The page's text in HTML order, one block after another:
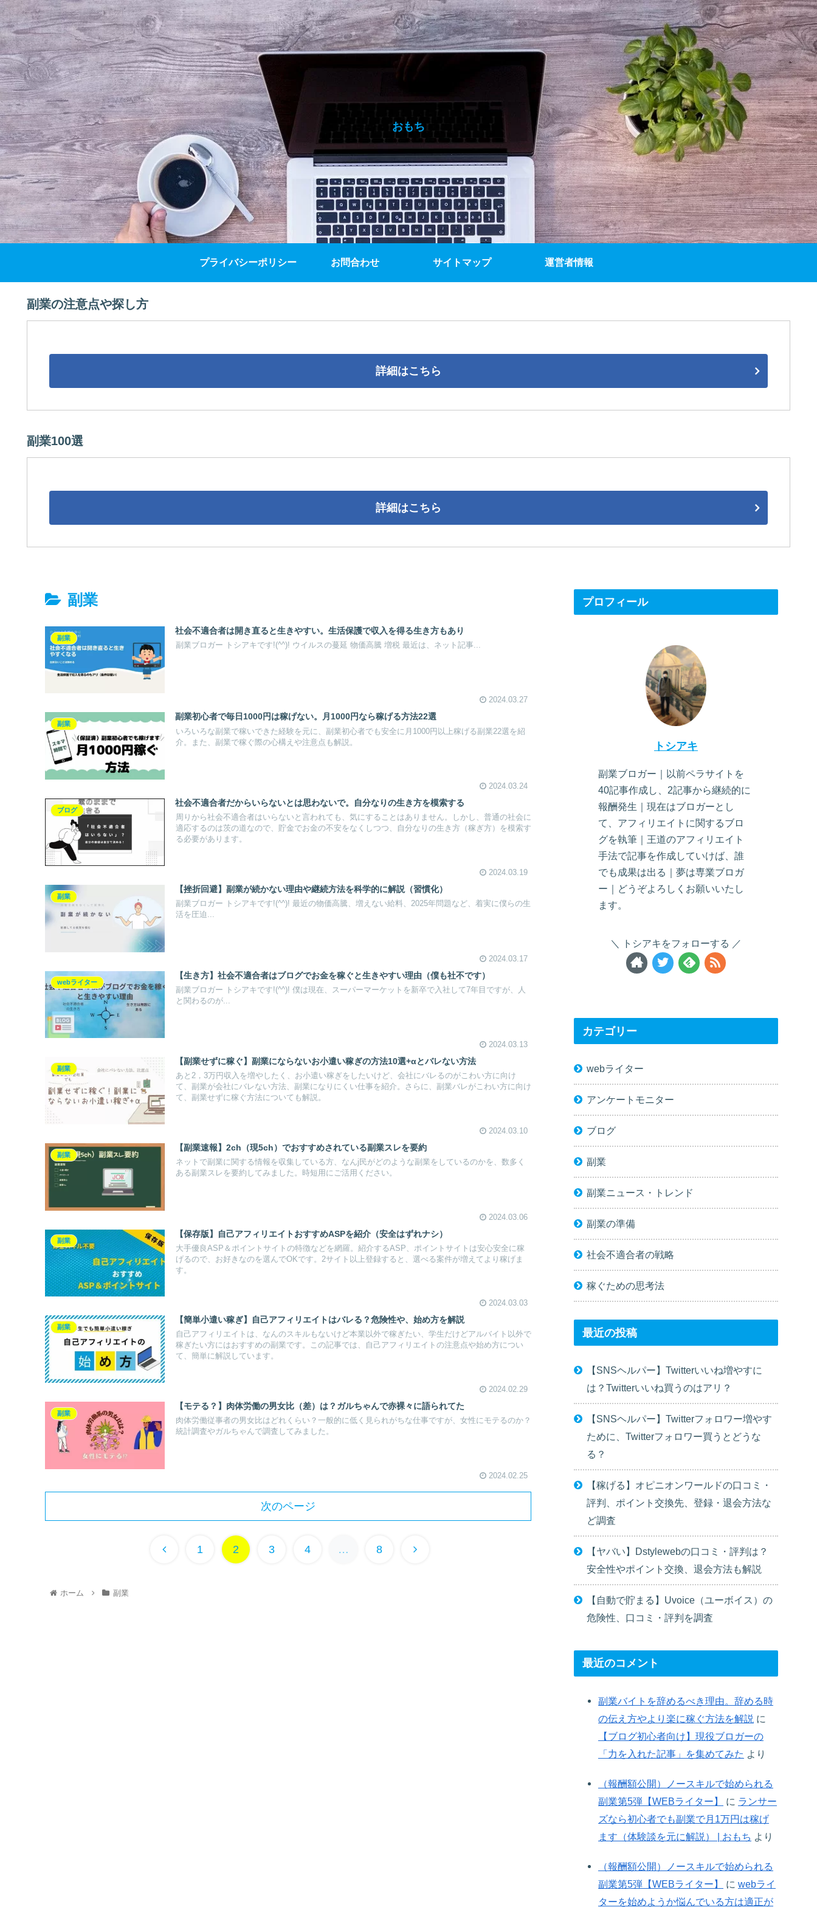
おもち
プライバシーポリシー お問合わせ サイトマップ 運営者情報
副業の注意点や探し方
詳細はこちら
副業100選
詳細はこちら
副業
副業
社会不適合者は開き直ると生きやすい。生活保護で収入を得る生き方もあり
副業ブロガー トシアキです!(^^)! ウイルスの蔓延 物価高騰 増税 最近は、ネット記事...
2024.03.27
副業
副業初心者で毎日1000円は稼げない。月1000円なら稼げる方法22選
いろいろな副業で稼いできた経験を元に、副業初心者でも安全に月1000円以上稼げる副業22選を紹
介。また、副業で稼ぐ際の心構えや注意点も解説。
2024.03.24
ブログ
社会不適合者だからいらないとは思わないで。自分なりの生き方を模索する
周りから社会不適合者はいらないと言われても、気にすることはありません。しかし、普通の社会に
適応するのは茨の道なので、貯金でお金の不安をなくしつつ、自分なりの生き方（稼ぎ方）を模索す
る必要があります。
2024.03.19
副業
【挫折回避】副業が続かない理由や継続方法を科学的に解説（習慣化）
副業ブロガー トシアキです!(^^)! 最近の物価高騰、増えない給料、2025年問題など、着実に僕らの生
活を圧迫...
2024.03.17
webライター
【生き方】社会不適合者はブログでお金を稼ぐと生きやすい理由（僕も社不です）
副業ブロガー トシアキです!(^^)! 僕は現在、スーパーマーケットを新卒で入社して7年目ですが、人
と関わるのが...
2024.03.13
副業
【副業せずに稼ぐ】副業にならないお小遣い稼ぎの方法10選+αとバレない方法
あと2，3万円収入を増やしたく、お小遣い稼ぎをしたいけど、会社にバレるのがこわい方に向け
て、副業が会社にバレない方法、副業になりにくい仕事を紹介。さらに、副業バレがこわい方に向け
て、副業せずに稼ぐ方法についても解説。
2024.03.10
副業
【副業速報】2ch（現5ch）でおすすめされている副業スレを要約
ネットで副業に関する情報を収集している方、なんj民がどのような副業をしているのかを、数多く
ある副業スレを要約してみました。時短用にご活用ください。
2024.03.06
副業
【保存版】自己アフィリエイトおすすめASPを紹介（安全はずれナシ）
大手優良ASP＆ポイントサイトの特徴などを網羅。紹介するASP、ポイントサイトは安心安全に稼
げるので、お好きなのを選んでOKです。2サイト以上登録すると、選べる案件が増えてより稼げま
す。
2024.03.03
副業
【簡単小遣い稼ぎ】自己アフィリエイトはバレる？危険性や、始め方を解説
自己アフィリエイトは、なんのスキルもないけど本業以外で稼ぎたい、学生だけどアルバイト以外で
稼ぎたい方にはおすすめの副業です。この記事では、自己アフィリエイトの注意点や始め方につい
て、簡単に解説しています。
2024.02.29
副業
【モテる？】肉体労働の男女比（差）は？ガルちゃんで赤裸々に語られてた
肉体労働従事者の男女比はどれくらい？一般的に低く見られがちな仕事ですが、女性にモテるのか？
統計調査やガルちゃんで調査してみました。
2024.02.25
次のページ
1 2 3 4 … 8
ホーム 副業
プロフィール
トシアキ
副業ブロガー｜以前ペラサイトを
40記事作成し、2記事から継続的に
報酬発生｜現在はブロガーとし
て、アフィリエイトに関するブロ
グを執筆｜王道のアフィリエイト
手法で記事を作成していけば、誰
でも成果は出る｜夢は専業ブロガ
ー｜どうぞよろしくお願いいたし
ます。
トシアキをフォローする
カテゴリー
webライター
アンケートモニター
ブログ
副業
副業ニュース・トレンド
副業の準備
社会不適合者の戦略
稼ぐための思考法
最近の投稿
【SNSヘルパー】Twitterいいね増やすに
は？Twitterいいね買うのはアリ？
【SNSヘルパー】Twitterフォロワー増やす
ために、Twitterフォロワー買うとどうな
る？
【稼げる】オピニオンワールドの口コミ・
評判、ポイント交換先、登録・退会方法な
ど調査
【ヤバい】Dstylewebの口コミ・評判は？
安全性やポイント交換、退会方法も解説
【自動で貯まる】Uvoice（ユーボイス）の
危険性、口コミ・評判を調査
最近のコメント
副業バイトを辞めるべき理由。辞める時
の伝え方やより楽に稼ぐ方法を解説 に
【ブログ初心者向け】現役ブロガーの
「力を入れた記事」を集めてみた より
（報酬額公開）ノースキルで始められる
副業第5弾【WEBライター】
に ランサー
ズなら初心者でも副業で月1万円は稼げ
ます（体験談を元に解説） | おもち より
（報酬額公開）ノースキルで始められる
副業第5弾【WEBライター】
に webライ
ターを始めようか悩んでいる方は適正が